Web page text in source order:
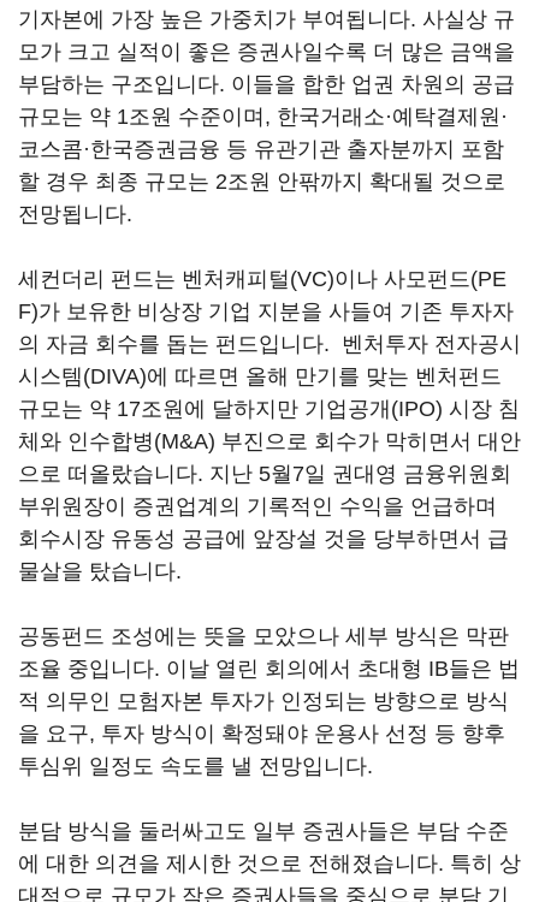
기자본에 가장 높은 가중치가 부여됩니다. 사실상 규
모가 크고 실적이 좋은 증권사일수록 더 많은 금액을
부담하는 구조입니다. 이들을 합한 업권 차원의 공급
규모는 약 1조원 수준이며, 한국거래소·예탁결제원·
코스콤·한국증권금융 등 유관기관 출자분까지 포함
할 경우 최종 규모는 2조원 안팎까지 확대될 것으로
전망됩니다.
세컨더리 펀드는 벤처캐피털(VC)이나 사모펀드(PE
F)가 보유한 비상장 기업 지분을 사들여 기존 투자자
의 자금 회수를 돕는 펀드입니다. 벤처투자 전자공시
시스템(DIVA)에 따르면 올해 만기를 맞는 벤처펀드
규모는 약 17조원에 달하지만 기업공개(IPO) 시장 침
체와 인수합병(M&A) 부진으로 회수가 막히면서 대안
으로 떠올랐습니다. 지난 5월7일 권대영 금융위원회
부위원장이 증권업계의 기록적인 수익을 언급하며
회수시장 유동성 공급에 앞장설 것을 당부하면서 급
물살을 탔습니다.
공동펀드 조성에는 뜻을 모았으나 세부 방식은 막판
조율 중입니다. 이날 열린 회의에서 초대형 IB들은 법
적 의무인 모험자본 투자가 인정되는 방향으로 방식
을 요구, 투자 방식이 확정돼야 운용사 선정 등 향후
투심위 일정도 속도를 낼 전망입니다.
분담 방식을 둘러싸고도 일부 증권사들은 부담 수준
에 대한 의견을 제시한 것으로 전해졌습니다. 특히 상
대적으로 규모가 작은 증권사들을 중심으로 분담 기